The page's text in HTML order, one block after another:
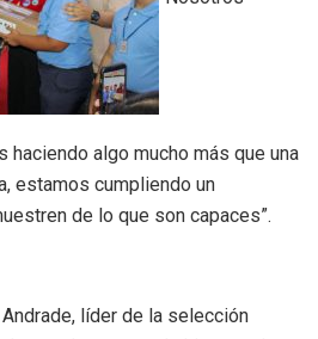
algo mucho más que una
estamos cumpliendo un
de lo que son capaces”.
líder de la selección